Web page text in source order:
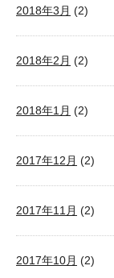
2018年3月 (2)
2018年2月 (2)
2018年1月 (2)
2017年12月 (2)
2017年11月 (2)
2017年10月 (2)